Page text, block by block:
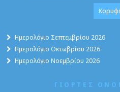
Ημερολόγιο Σεπτεμβρίου 2026
Ημερολόγιο Οκτωβρίου 2026
Ημερολόγιο Νοεμβρίου 2026
ΓΙΟΡΤΕΣ